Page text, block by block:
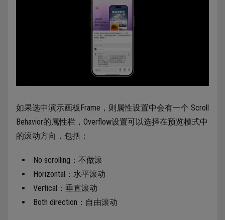
如果选中演示画板Frame，则属性设置中会有一个 Scroll
Behavior的属性栏，Overflow设置可以选择在预览模式中
的滚动方向，包括：
No scrolling：不做滚
Horizontal：水平滚动
Vertical：垂直滚动
Both direction：自由滚动